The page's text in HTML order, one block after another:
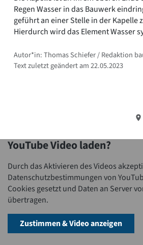
Regen Wasser in das Bauwerk
geführt an einer Stelle in der Kapelle
Hierdurch wird das Element Wasser
Autor*in: Thomas Schiefer / Redaktion
Text zuletzt geändert am 22.05.2023
YouTube Video laden?
Durch das Aktivieren des Videos
Datenschutzbestimmungen von
Cookies gesetzt und Daten an Server
übertragen.
Zustimmen & Video anzeigen